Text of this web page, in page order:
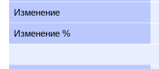
Изменение
Изменение %